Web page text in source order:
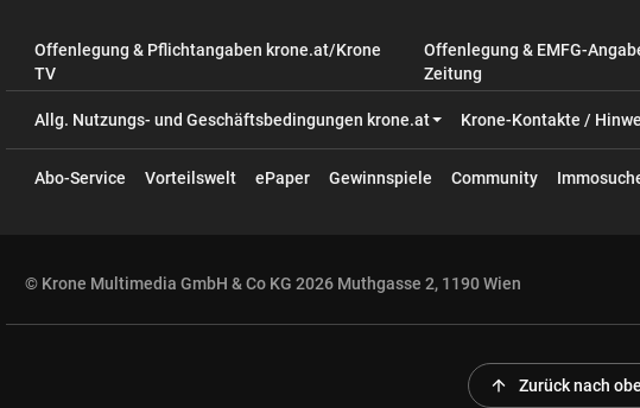
Offenlegung & Pflichtangaben krone.at/Krone
TV
Offenlegung & EMFG-
Zeitung
Allg. Nutzungs- und Geschäftsbedingungen krone.at Krone-Kontakte /
Abo-Service Vorteilswelt ePaper Gewinnspiele Community
© Krone Multimedia GmbH & Co KG 2026 Muthgasse 2, 1190 Wien
arrow_upward Zurück nach